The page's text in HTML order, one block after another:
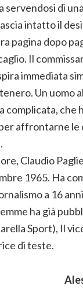
servendosi di
intatto il
pagina dopo
Il
immediata
Un uomo
complicata, che
affrontarne le
Claudio
1965. Ha
a 16
ha già
Sport), Il
di teste.